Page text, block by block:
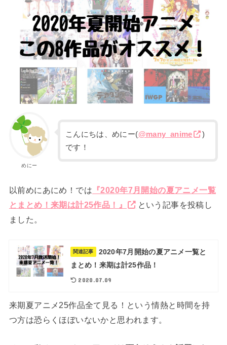
めにー
こんにちは、めにー(@many_anime
)
です！
以前めにあにめ！では 『2020年7月開始の夏アニメ一覧
とまとめ！来期は計25作品！』
という記事を投稿し
ました。
関連記事
2020年7月開始の夏アニメ一覧と
まとめ！来期は計25作品！
2020.07.09
来期夏アニメ25作品全て見る！という情熱と時間を持
つ方は恐らくほぼいないかと思われます。